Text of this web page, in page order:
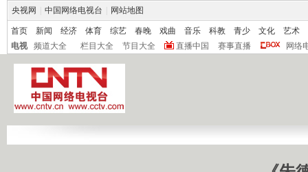
央视网 中国网络电视台 网站地图
首页 新闻 经济 体育 综艺 春晚 戏曲 音乐 科教 青少 文化
艺术
电视
频道大全 栏目大全 节目大全 直播中国 赛事直播 网络